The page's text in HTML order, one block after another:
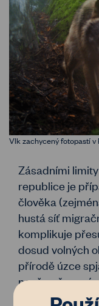
Vlk zachycený fotopastí v
Zásadními
republice je
člověka
hustá síť
komplikuje
dosud volných
přírodě úzce
překážek však